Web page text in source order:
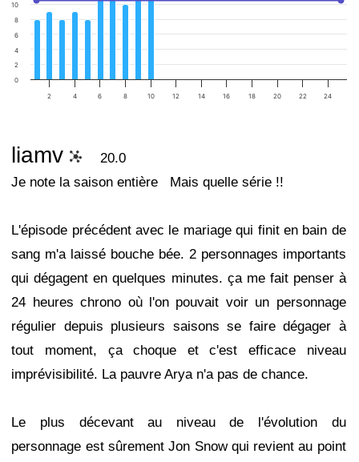
2 4 6 8 10 12 14 16 18 20 22 24
0
2
4
6
8
10
liamv
20.0
Je note la saison entière Mais quelle série !!
L'épisode précédent avec le mariage qui finit en bain de
sang m'a laissé bouche bée. 2 personnages importants
qui dégagent en quelques minutes. ça me fait penser à
24 heures chrono où l'on pouvait voir un personnage
régulier depuis plusieurs saisons se faire dégager à
tout moment, ça choque et c'est efficace niveau
imprévisibilité. La pauvre Arya n'a pas de chance.
Le plus décevant au niveau de l'évolution du
personnage est sûrement Jon Snow qui revient au point